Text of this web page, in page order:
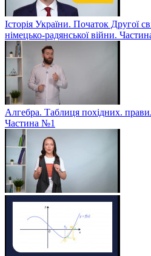
Історія України. Початок Другої
німецько-радянської війни.
Алгебра. Таблиця похідних.
Частина №1